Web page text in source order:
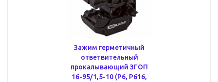
Зажим герметичный
ответвительный
прокалывающий ЗГОП
16-95/1,5-10 (P6, P616,